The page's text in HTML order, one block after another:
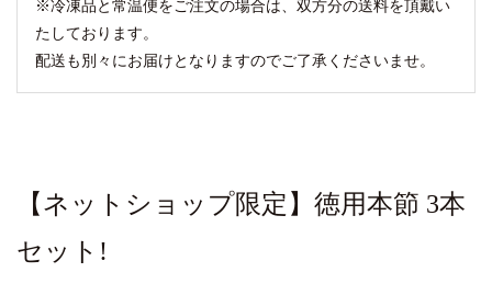
※冷凍品と常温便をご注文の場合は、双方分の送料を頂戴い
たしております。
配送も別々にお届けとなりますのでご了承くださいませ。
【ネットショップ限定】徳用本節 3本
セット!